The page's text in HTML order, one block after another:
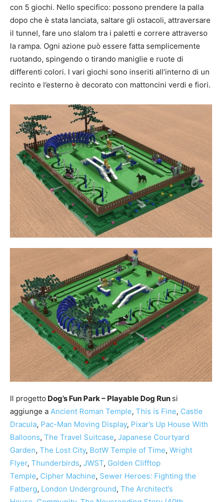
con 5 giochi. Nello specifico: possono prendere la palla
dopo che è stata lanciata, saltare gli ostacoli, attraversare
il tunnel, fare uno slalom tra i paletti e correre attraverso
la rampa. Ogni azione può essere fatta semplicemente
ruotando, spingendo o tirando maniglie e ruote di
differenti colori. I vari giochi sono inseriti all’interno di un
recinto e l’esterno è decorato con mattoncini verdi e fiori.
Il progetto Dog’s Fun Park – Playable Dog Run si
aggiunge a Ancient Roman Temple, This is Fine, Castle
Dracula, Pac-Man Moving Display, Pixar’s Up House With
Balloons, The Travel Suitcase, Japanese Courtyard
Garden, The Lost City, BotW Temple of Time, Wright
Flyer, Thunderbirds, JWST, Golden Clifftop
Temple, Cipher Machine, Sewer Heroes: Fighting the
Fatberg, London Underground, The Architect’s